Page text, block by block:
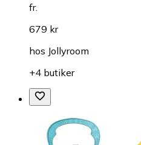
fr.
679 kr
hos Jollyroom
+4 butiker